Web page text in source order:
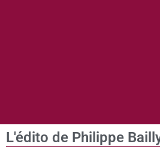
L'édito de Philippe